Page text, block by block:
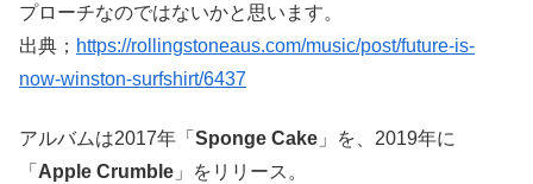
プローチなのではないかと思います。
出典； https://rollingstoneaus.com/music/post/future-is-
now-winston-surfshirt/6437
アルバムは2017年「 Sponge Cake 」を、2019年に
「 Apple Crumble 」をリリース。